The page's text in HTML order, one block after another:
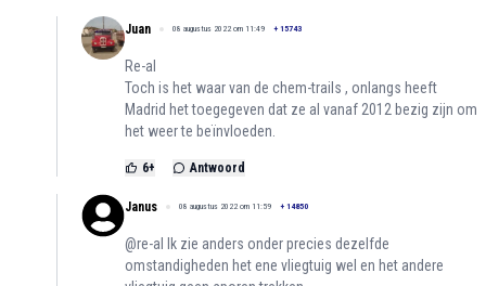
Juan 08 augustus 2022 om 11:49 + 15743
Re-al
Toch is het waar van de chem-trails , onlangs heeft
Madrid het toegegeven dat ze al vanaf 2012 bezig zijn om
het weer te beïnvloeden.
6+ Antwoord
Janus 08 augustus 2022 om 11:59 + 14850
@re-al Ik zie anders onder precies dezelfde
omstandigheden het ene vliegtuig wel en het andere